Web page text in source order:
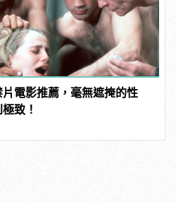
電影推薦，毫無遮掩的性
致！